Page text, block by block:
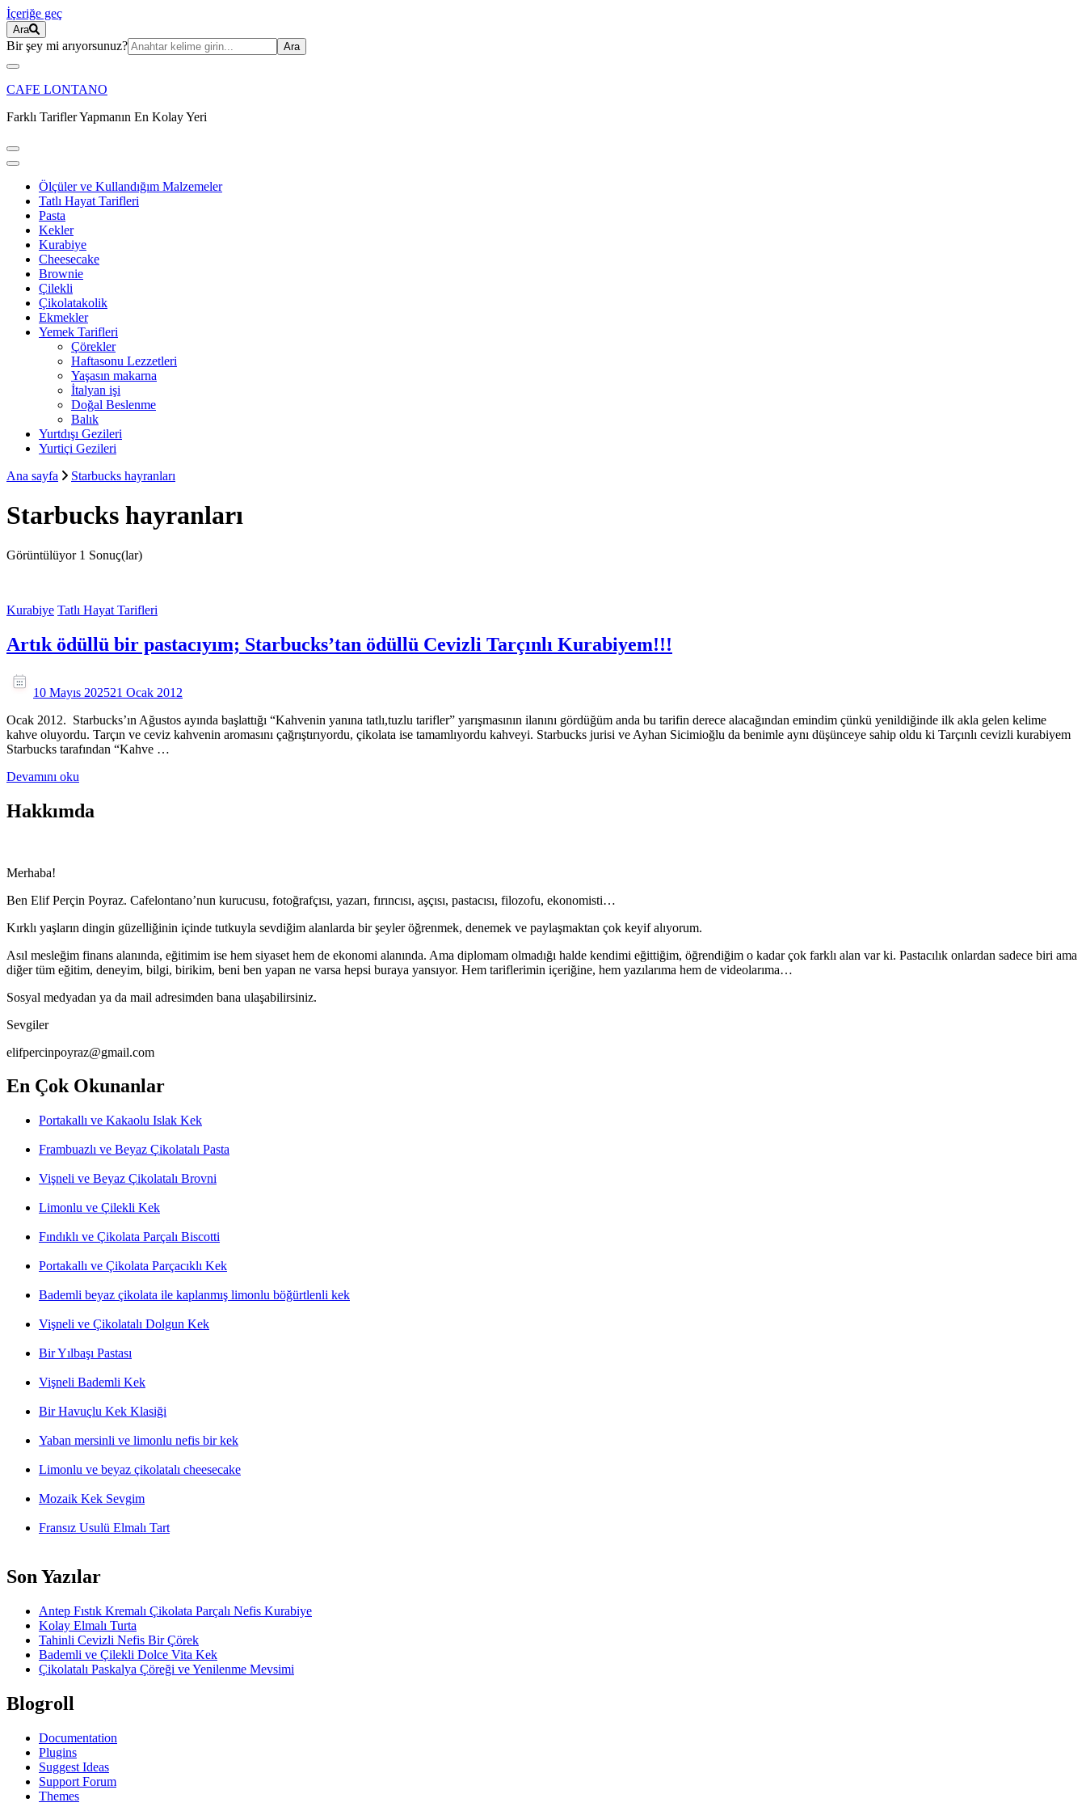
İçeriğe geç
Ara
Ara:
Bir şey mi arıyorsunuz?
CAFE LONTANO
Farklı Tarifler Yapmanın En Kolay Yeri
Ölçüler ve Kullandığım Malzemeler
Tatlı Hayat Tarifleri
Pasta
Kekler
Kurabiye
Cheesecake
Brownie
Çilekli
Çikolatakolik
Ekmekler
Yemek Tarifleri
Çörekler
Haftasonu Lezzetleri
Yaşasın makarna
İtalyan işi
Doğal Beslenme
Balık
Yurtdışı Gezileri
Yurtiçi Gezileri
Ana sayfa
Starbucks hayranları
Starbucks hayranları
Görüntülüyor 1 Sonuç(lar)
Kurabiye Tatlı Hayat Tarifleri
Artık ödüllü bir pastacıyım; Starbucks’tan ödüllü Cevizli Tarçınlı Kurabiyem!!!
10 Mayıs 202521 Ocak 2012
Ocak 2012. Starbucks’ın Ağustos ayında başlattığı “Kahvenin yanına tatlı,tuzlu tarifler” yarışmasının ilanını gördüğüm anda bu tarifin derece alacağından emindim çünkü yenildiğinde ilk akla gelen kelime
kahve oluyordu. Tarçın ve ceviz kahvenin aromasını çağrıştırıyordu, çikolata ise tamamlıyordu kahveyi. Starbucks jurisi ve Ayhan Sicimioğlu da benimle aynı düşünceye sahip oldu ki Tarçınlı cevizli kurabiyem
Starbucks tarafından “Kahve …
Devamını oku
Hakkımda
Merhaba!
Ben Elif Perçin Poyraz. Cafelontano’nun kurucusu, fotoğrafçısı, yazarı, fırıncısı, aşçısı, pastacısı, filozofu, ekonomisti…
Kırklı yaşların dingin güzelliğinin içinde tutkuyla sevdiğim alanlarda bir şeyler öğrenmek, denemek ve paylaşmaktan çok keyif alıyorum.
Asıl mesleğim finans alanında, eğitimim ise hem siyaset hem de ekonomi alanında. Ama diplomam olmadığı halde kendimi eğittiğim, öğrendiğim o kadar çok farklı alan var ki. Pastacılık onlardan sadece biri ama
diğer tüm eğitim, deneyim, bilgi, birikim, beni ben yapan ne varsa hepsi buraya yansıyor. Hem tariflerimin içeriğine, hem yazılarıma hem de videolarıma…
Sosyal medyadan ya da mail adresimden bana ulaşabilirsiniz.
Sevgiler
elifpercinpoyraz@gmail.com
En Çok Okunanlar
Portakallı ve Kakaolu Islak Kek
Frambuazlı ve Beyaz Çikolatalı Pasta
Vişneli ve Beyaz Çikolatalı Brovni
Limonlu ve Çilekli Kek
Fındıklı ve Çikolata Parçalı Biscotti
Portakallı ve Çikolata Parçacıklı Kek
Bademli beyaz çikolata ile kaplanmış limonlu böğürtlenli kek
Vişneli ve Çikolatalı Dolgun Kek
Bir Yılbaşı Pastası
Vişneli Bademli Kek
Bir Havuçlu Kek Klasiği
Yaban mersinli ve limonlu nefis bir kek
Limonlu ve beyaz çikolatalı cheesecake
Mozaik Kek Sevgim
Fransız Usulü Elmalı Tart
Son Yazılar
Antep Fıstık Kremalı Çikolata Parçalı Nefis Kurabiye
Kolay Elmalı Turta
Tahinli Cevizli Nefis Bir Çörek
Bademli ve Çilekli Dolce Vita Kek
Çikolatalı Paskalya Çöreği ve Yenilenme Mevsimi
Blogroll
Documentation
Plugins
Suggest Ideas
Support Forum
Themes